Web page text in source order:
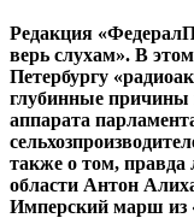
Редакция
верь слухам». В
Петербургу
глубинные причины
аппарата
также о том, правда
области Антон
Имперский марш из